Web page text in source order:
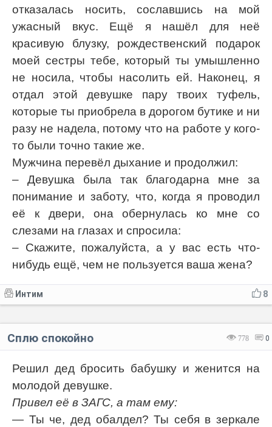
отказалась носить, сославшись на мой
ужасный вкус. Ещё я нашёл для неё
красивую блузку, рождественский подарок
моей сестры тебе, который ты умышленно
не носила, чтобы насолить ей. Наконец, я
отдал этой девушке пару твоих туфель,
которые ты приобрела в дорогом бутике и ни
разу не надела, потому что на работе у кого-
то были точно такие же.
Мужчина перевёл дыхание и продолжил:
– Девушка была так благодарна мне за
понимание и заботу, что, когда я проводил
её к двери, она обернулась ко мне со
слезами на глазах и спросила:
– Скажите, пожалуйста, а у вас есть что-
нибудь ещё, чем не пользуется ваша жена?
8
Интим
778 0
Сплю спокойно
Решил дед бросить бабушку и женится на
молодой девушке.
Привел её в ЗАГС, а там ему:
— Ты че, дед обалдел? Ты себя в зеркале